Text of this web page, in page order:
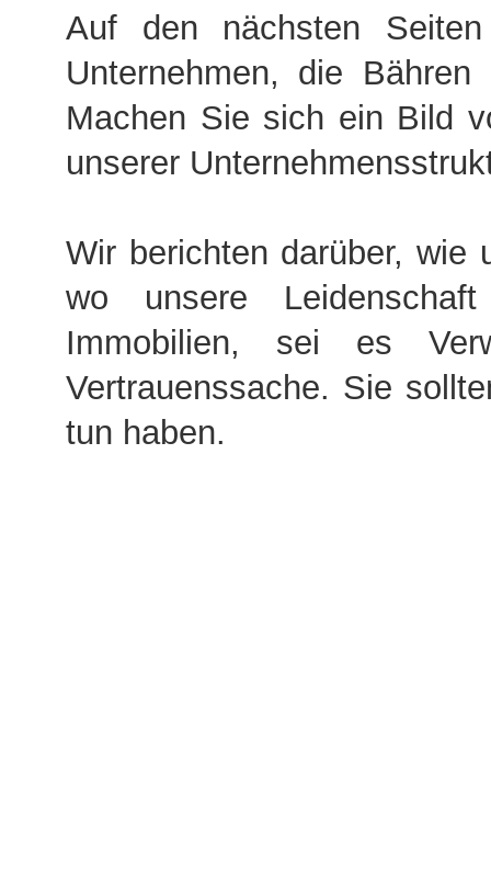
Auf den nächsten
Unternehmen, die
Machen Sie sich ein Bild
unserer
Wir berichten darüber, wie
wo unsere
Immobilien, sei es
Vertrauenssache. Sie
tun haben.